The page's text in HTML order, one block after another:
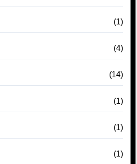
(1)
(4)
(14)
(1)
(1)
(1)